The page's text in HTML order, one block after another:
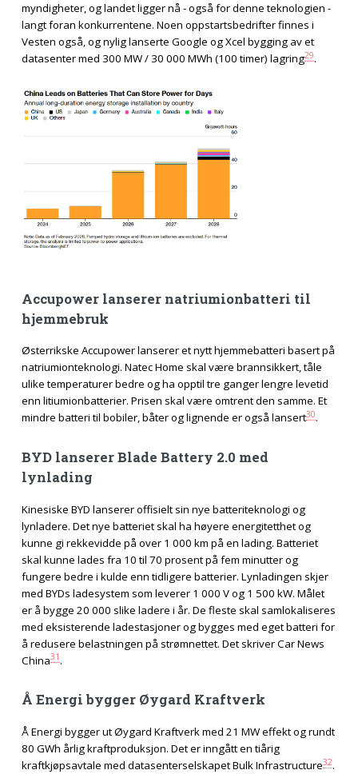
myndigheter, og landet ligger nå - også for denne teknologien -
langt foran konkurrentene. Noen oppstartsbedrifter finnes i
Vesten også, og nylig lanserte Google og Xcel bygging av et
datasenter med 300 MW / 30 000 MWh (100 timer) lagring29.
Accupower lanserer natriumionbatteri til
hjemmebruk
Østerrikske Accupower lanserer et nytt hjemmebatteri basert på
natriumionteknologi. Natec Home skal være brannsikkert, tåle
ulike temperaturer bedre og ha opptil tre ganger lengre levetid
enn litiumionbatterier. Prisen skal være omtrent den samme. Et
mindre batteri til bobiler, båter og lignende er også lansert30.
BYD lanserer Blade Battery 2.0 med
lynlading
Kinesiske BYD lanserer offisielt sin nye batteriteknologi og
lynladere. Det nye batteriet skal ha høyere energitetthet og
kunne gi rekkevidde på over 1 000 km på en lading. Batteriet
skal kunne lades fra 10 til 70 prosent på fem minutter og
fungere bedre i kulde enn tidligere batterier. Lynladingen skjer
med BYDs ladesystem som leverer 1 000 V og 1 500 kW. Målet
er å bygge 20 000 slike ladere i år. De fleste skal samlokaliseres
med eksisterende ladestasjoner og bygges med eget batteri for
å redusere belastningen på strømnettet. Det skriver Car News
China31.
Å Energi bygger Øygard Kraftverk
Å Energi bygger ut Øygard Kraftverk med 21 MW effekt og rundt
80 GWh årlig kraftproduksjon. Det er inngått en tiårig
kraftkjøpsavtale med datasenterselskapet Bulk Infrastructure32.